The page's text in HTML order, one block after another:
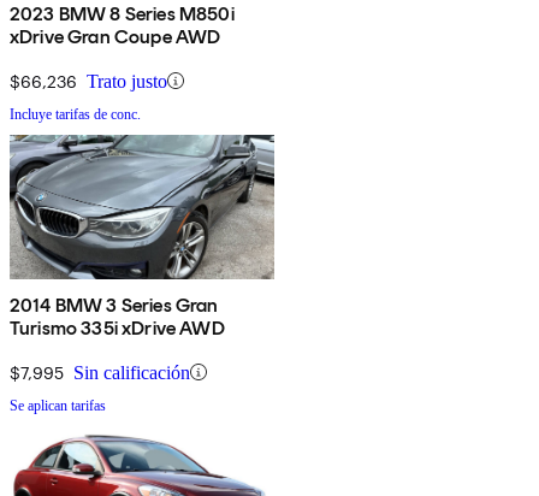
2023 BMW 8 Series M850i
xDrive Gran Coupe AWD
$66,236 Trato justo
Incluye tarifas de conc.
2014 BMW 3 Series Gran
Turismo 335i xDrive AWD
$7,995 Sin calificación
Se aplican tarifas